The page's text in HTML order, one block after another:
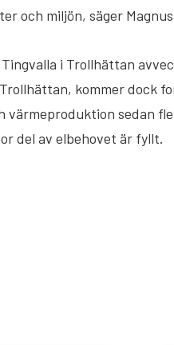
och miljön, säger
i Trollhättan
kommer dock
värmeproduktion sedan
del av elbehovet är fyllt.